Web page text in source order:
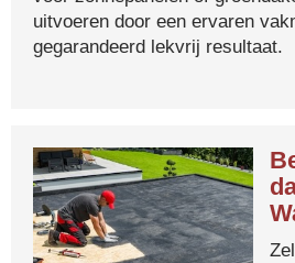
uitvoeren door een ervaren
gegarandeerd lekvrij resultaat.